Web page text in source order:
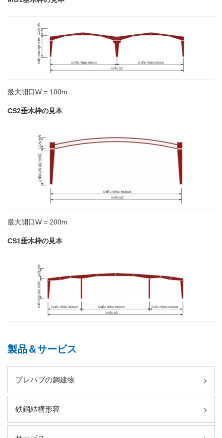
最大開口W = 100m
CS2垂木枠の見本
最大開口W = 200m
CS1垂木枠の見本
製品＆サービス
プレハブの鋼建物
鉄鋼結構形容